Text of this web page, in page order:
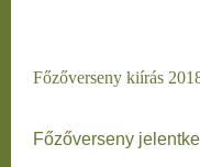
Főzőverseny kiírás
Főzőverseny